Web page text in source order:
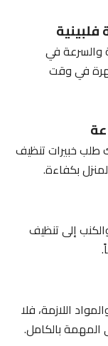
في
في وقت
خبيرات تنظيف
بكفاءة.
إلى تنظيف
اللازمة، فلا
بالكامل.